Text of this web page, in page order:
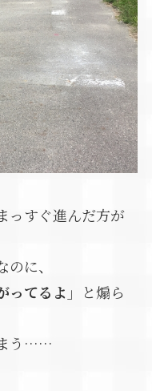
っすぐ進んだ方が
に、
てるよ」
と煽ら
う……